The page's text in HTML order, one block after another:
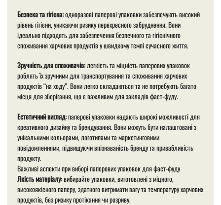
Безпека та гігієна:одноразові паперові упаковки забезпечують високий
рівень гігієни, уникаючи ризику перехресного забруднення. Вони
ідеально підходять для забезпечення безпечного та гігієнічного
споживання харчових продуктів у швидкому темпі сучасного життя.
Зручність для споживачів:легкість та міцність паперових упаковок
роблять їх зручними для транспортування та споживання харчових
продуктів “на ходу”. Вони легко складаються та не потребують багато
місця для зберігання, що є важливим для закладів фаст-фуду.
Естетичний вигляд:паперові упаковки надають широкі можливості для
креативного дизайну та брендування. Вони можуть бути налаштовані з
унікальними кольорами, логотипами та маркетинговими
повідомленнями, підвищуючи впізнаваність бренду та привабливість
продукту.
Важливі аспекти при виборі паперових упаковок для фаст-фуду
Якість матеріалу:вибирайте упаковки, виготовлені з міцного,
високоякісного паперу, здатного витримати вагу та температуру харчових
продуктів, без ризику протікання чи розриву.